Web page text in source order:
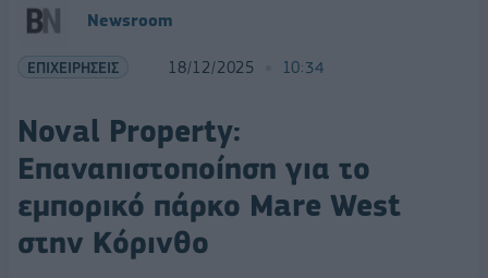
Newsroom
ΕΠΙΧΕΙΡΗΣΕΙΣ 18/12/2025 10:34
Noval Property:
Επαναπιστοποίηση για το
εμπορικό πάρκο Mare West
στην Κόρινθο